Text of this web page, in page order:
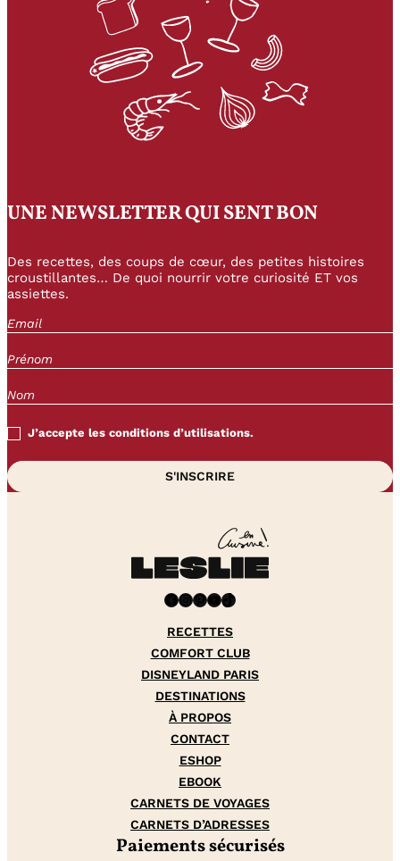
UNE NEWSLETTER QUI SENT BON
Des recettes, des coups de cœur, des petites histoires
croustillantes… De quoi nourrir votre curiosité ET vos
assiettes.
J’accepte les conditions d’utilisations.
Facebook InstagramPinterest YouTube TikTok
RECETTES
COMFORT CLUB
DISNEYLAND PARIS
DESTINATIONS
À PROPOS
CONTACT
ESHOP
EBOOK
CARNETS DE VOYAGES
CARNETS D’ADRESSES
Paiements sécurisés